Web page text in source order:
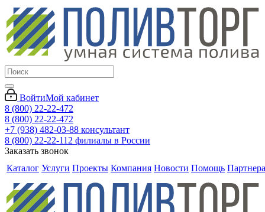
ВойтиМой кабинет
8 (800) 22-22-472
8 (800) 22-22-472
+7 (938) 482-03-88 консультант
8 (800) 22-22-112 филиалы в России
Заказать звонок
Каталог Услуги Проекты Компания Новости Помощь